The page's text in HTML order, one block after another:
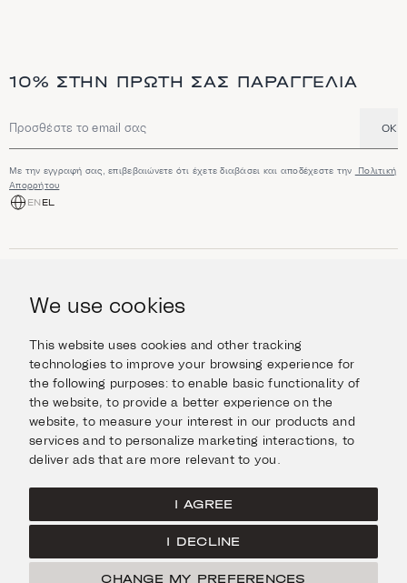
We use cookies
This website uses cookies and other tracking
technologies to improve your browsing experience for
the following purposes:to enable basic functionality of
the website,to provide a better experience on the
website,to measure your interest in our products and
services and to personalize marketing interactions, to
deliver ads that are more relevant to you
I AGREE
I DECLINE
CHANGE MY PREFERENCES
10% ΣΤΗΝ ΠΡΏΤΗ ΣΑΣ ΠΑΡΑΓΓΕΛΊΑ
Διεύθυνση email OK
Με την εγγραφή σας, επιβεβαιώνετε ότι έχετε διαβάσει και αποδέχεστε την
Πολιτική
Απορρήτου
EN EL
Κοσμήματα
Ρολόγια
Ταξιδέψτε με Στυλ
Giftcard
ΠΛΗΡΟΦΟΡΊΕΣ
Βοήθεια και Ερωτήσεις
Αποστολές και επιστροφές
Επικοινωνήστε μαζί μας
ΣΧΕΤΙΚΆ ΜΕ ΕΜΆΣ
Η οικογένεια Ιμάνογλου
Τα καταστήματά μας
Facebook
ΝΟΜΙΚΆ
Πολιτική Cookies
Πολιτική Απορρήτου